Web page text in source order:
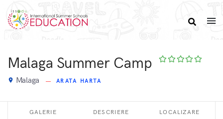
Malaga Summer Camp
place Malaga ARATA HARTA
GALERIE DESCRIERE LOCALIZARE